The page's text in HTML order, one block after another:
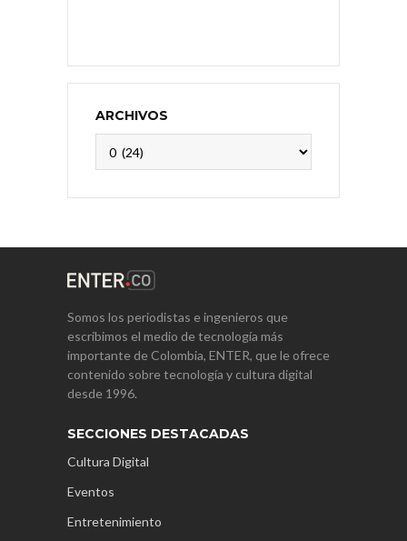
ARCHIVOS
Somos los periodistas e ingenieros que
escribimos el medio de tecnología más
importante de Colombia, ENTER, que le ofrece
contenido sobre tecnología y cultura digital
desde 1996.
SECCIONES DESTACADAS
Cultura Digital
Eventos
Entretenimiento